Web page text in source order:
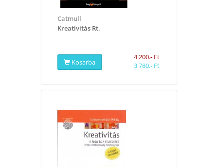
Catmull
Kreativitás Rt.
Kosárba
4 200.- Ft
3 780.- Ft